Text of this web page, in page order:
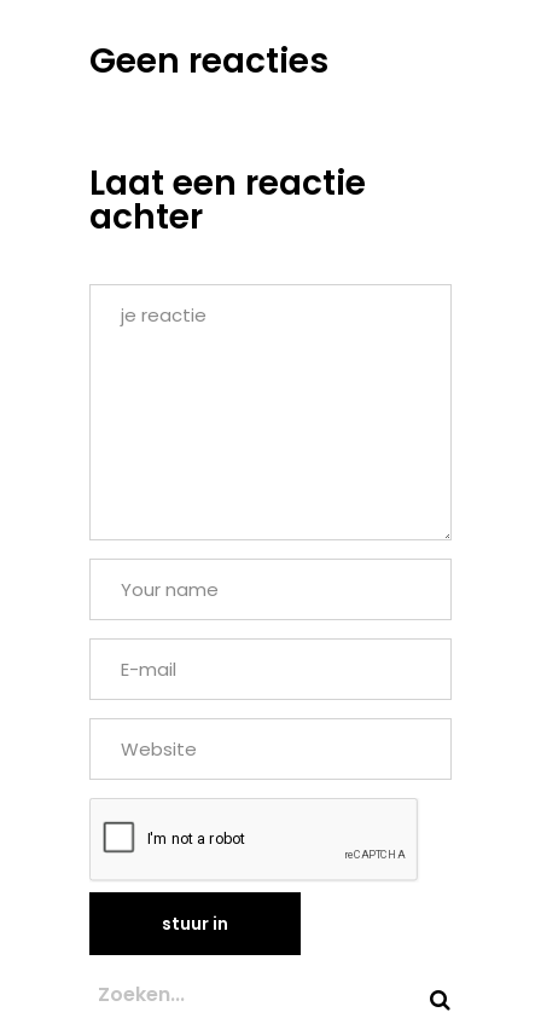
Geen reacties
Laat een reactie
achter